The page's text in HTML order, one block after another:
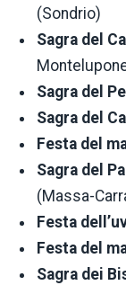
(Sondrio)
Sagra del
Sagra del
Sagra del
Festa del
Sagra del
(Massa-
Festa
Festa del
Sagra dei